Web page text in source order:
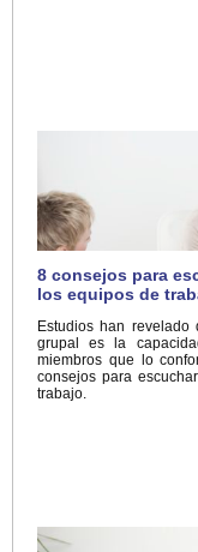
8 consejos para
los equipos de
Estudios han
grupal es la
miembros que lo
consejos para
trabajo.